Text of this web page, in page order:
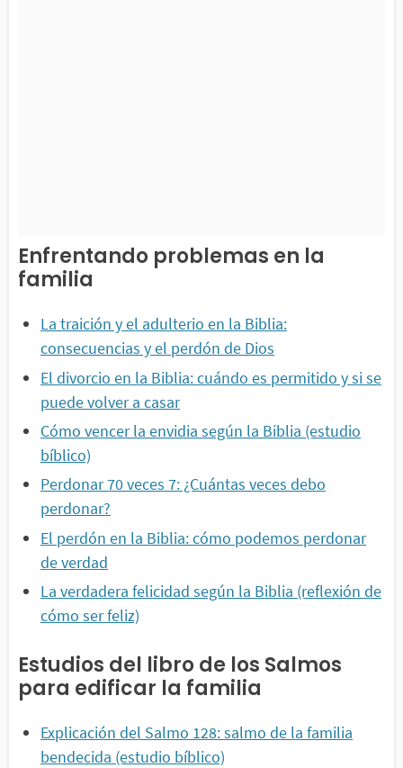
Enfrentando problemas en la
familia
La traición y el adulterio en la Biblia:
consecuencias y el perdón de Dios
El divorcio en la Biblia: cuándo es permitido y si se
puede volver a casar
Cómo vencer la envidia según la Biblia (estudio
bíblico)
Perdonar 70 veces 7: ¿Cuántas veces debo
perdonar?
El perdón en la Biblia: cómo podemos perdonar
de verdad
La verdadera felicidad según la Biblia (reflexión de
cómo ser feliz)
Estudios del libro de los Salmos
para edificar la familia
Explicación del Salmo 128: salmo de la familia
bendecida (estudio bíblico)